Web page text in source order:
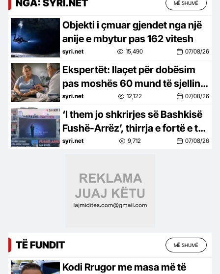
NGA: SYRI.NET MË SHUMË
Objekti i çmuar gjendet nga një
anije e mbytur pas 162 vitesh
syri.net 15,490 07/08/26
Ekspertët: Ilaçet për dobësim
pas moshës 60 mund të sjellin
rreziqe serioze
syri.net 12,122 07/08/26
‘I them jo shkrirjes së Bashkisë
Fushë-Arrëz’, thirrja e fortë e të
resë: Mos na detyroni të
syri.net 9,712 07/08/26
TË FUNDIT MË SHUMË
Kodi Rrugor me masa më të